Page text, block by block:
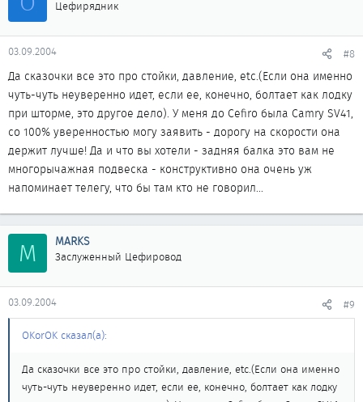
Цефирядник
03.09.2004 #8
Да сказочки все это про стойки, давление, etc.(Если она именно
чуть-чуть неуверенно идет, если ее, конечно, болтает как лодку
при шторме, это другое дело). У меня до Cefiro была Camry SV41,
со 100% уверенностью могу заявить - дорогу на скорости она
держит лучше! Да и что вы хотели - задняя балка это вам не
многорычажная подвеска - конструктивно она очень уж
напоминает телегу, что бы там кто не говорил...
M MARKS
Заслуженный Цефировод
03.09.2004 #9
OKorOK сказал(а):
Да сказочки все это про стойки, давление, etc.(Если она именно
чуть-чуть неуверенно идет, если ее, конечно, болтает как лодку